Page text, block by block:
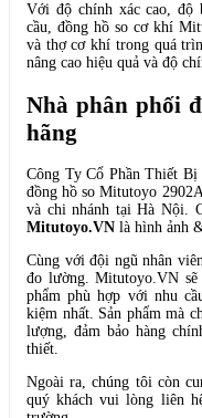
Với độ chính xác cao,
cầu, đồng hồ so cơ khí
và thợ cơ khí trong quá
nâng cao hiệu quả và độ
Nhà phân phối
hãng
Công Ty Cổ Phần Thiết
đồng hồ so Mitutoyo
và chi nhánh tại Hà Nội.
Mitutoyo.VN là hình ảnh
Cùng với đội ngũ nhân
đo lường. Mitutoyo.VN sẽ
phẩm phù hợp với nhu
kiệm nhất. Sản phẩm mà
lượng, đảm bảo hàng
thiết.
Ngoài ra, chúng tôi còn
quý khách vui lòng liên